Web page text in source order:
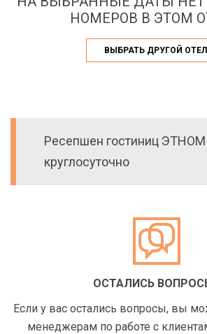
НОМЕРОВ В ЭТОМ
ВЫБРАТЬ ДРУГОЙ
Ресепшен гостиниц
круглосуточно
ОСТАЛИСЬ
Если у вас остались вопросы, вы
менеджерам по работе с